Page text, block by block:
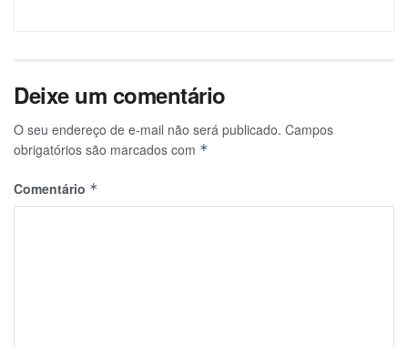
Deixe um comentário
O seu endereço de e-mail não será publicado. Campos
obrigatórios são marcados com *
Comentário *